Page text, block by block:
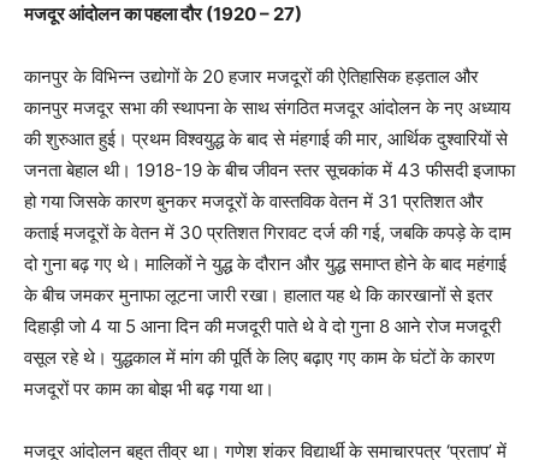
मजदूर आंदोलन का पहला दौर (1920 – 27)
कानपुर के विभिन्न उद्योगों के 20 हजार मजदूरों की ऐतिहासिक हड़ताल और
कानपुर मजदूर सभा की स्थापना के साथ संगठित मजदूर आंदोलन के नए अध्याय
की शुरुआत हुई। प्रथम विश्वयुद्ध के बाद से मंहगाई की मार, आर्थिक दुश्वारियों से
जनता बेहाल थी। 1918-19 के बीच जीवन स्तर सूचकांक में 43 फीसदी इजाफा
हो गया जिसके कारण बुनकर मजदूरों के वास्तविक वेतन में 31 प्रतिशत और
कताई मजदूरों के वेतन में 30 प्रतिशत गिरावट दर्ज की गई, जबकि कपड़े के दाम
दो गुना बढ़ गए थे। मालिकों ने युद्ध के दौरान और युद्ध समाप्त होने के बाद महंगाई
के बीच जमकर मुनाफा लूटना जारी रखा। हालात यह थे कि कारखानों से इतर
दिहाड़ी जो 4 या 5 आना दिन की मजदूरी पाते थे वे दो गुना 8 आने रोज मजदूरी
वसूल रहे थे। युद्धकाल में मांग की पूर्ति के लिए बढ़ाए गए काम के घंटों के कारण
मजदूरों पर काम का बोझ भी बढ़ गया था।
मजदूर आंदोलन बहुत तीव्र था। गणेश शंकर विद्यार्थी के समाचारपत्र ‘प्रताप’ में